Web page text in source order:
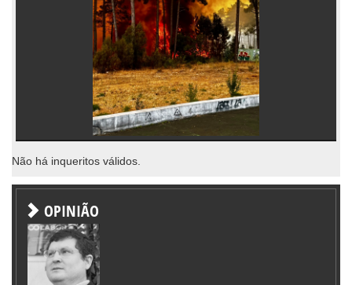
Não há inqueritos válidos.
OPINIÃO